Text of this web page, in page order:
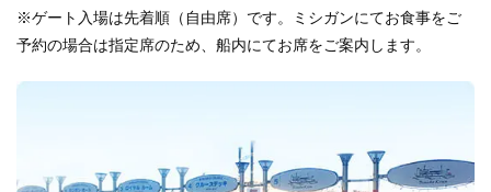
※ゲート入場は先着順（自由席）です。ミシガンにてお食事をご
予約の場合は指定席のため、船内にてお席をご案内します。